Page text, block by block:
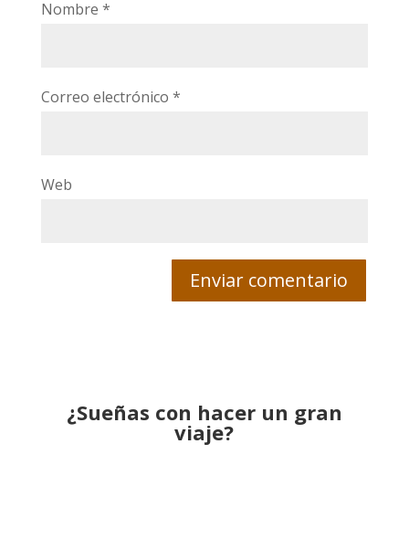
Nombre *
Correo electrónico *
Web
¿Sueñas con hacer un gran
viaje?